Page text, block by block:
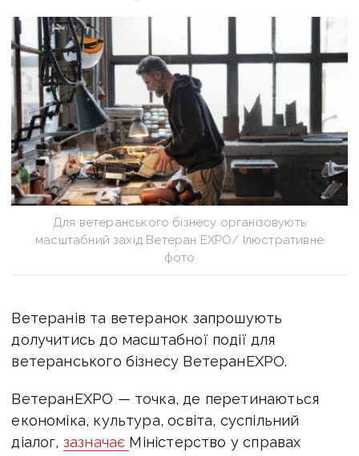
Для ветеранського бізнесу організовують
масштабний захід Ветеран EXPO/ Ілюстративне
фото
Ветеранів та ветеранок запрошують
долучитись до масштабної події для
ветеранського бізнесу ВетеранEXPO.
ВетеранEXPO — точка, де перетинаються
економіка, культура, освіта, суспільний
діалог, зазначає Міністерство у справах